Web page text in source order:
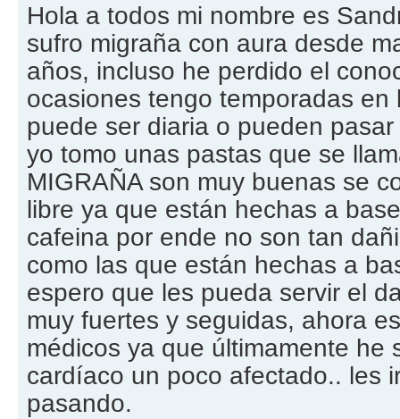
Hola a todos mi nombre es
sufro migraña con aura desde
años, incluso he perdido el
ocasiones tengo temporadas en
puede ser diaria o pueden
yo tomo unas pastas que se
MIGRAÑA son muy buenas se
libre ya que están hechas a
cafeina por ende no son tan
como las que están hechas a
espero que les pueda servir el
muy fuertes y seguidas, ahora
médicos ya que últimamente he
cardíaco un poco afectado.. les
pasando.